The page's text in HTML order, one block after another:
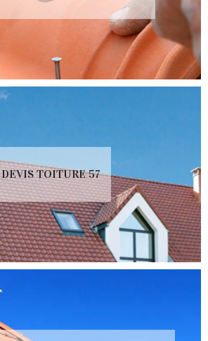
DEVIS TOITURE 57